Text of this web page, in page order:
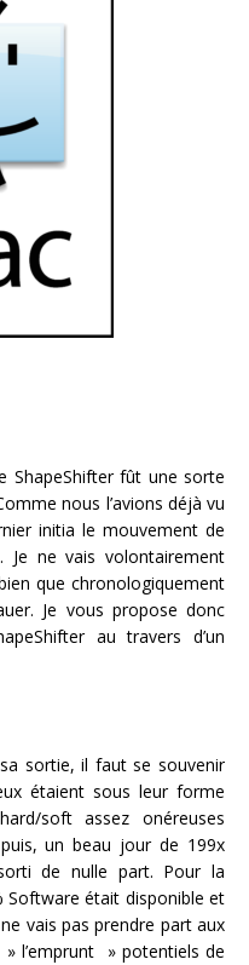
ShapeShifter fût une sorte
nous l’avions déjà vu
initia le mouvement de
Je ne vais volontairement
que chronologiquement
Je vous propose donc
au travers d’un
sortie, il faut se souvenir
étaient sous leur forme
soft assez onéreuses
un beau jour de 199x
de nulle part. Pour la
Software était disponible et
vais pas prendre part aux
l’emprunt » potentiels de